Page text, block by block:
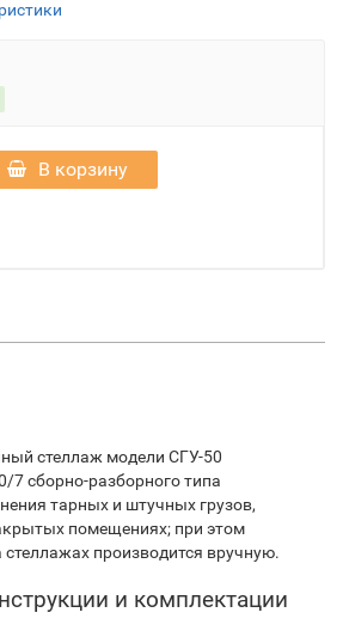
В корзину
стеллаж модели СГУ-50
7 сборно-разборного типа
тарных и штучных грузов,
помещениях; при этом
производится вручную.
и комплектации